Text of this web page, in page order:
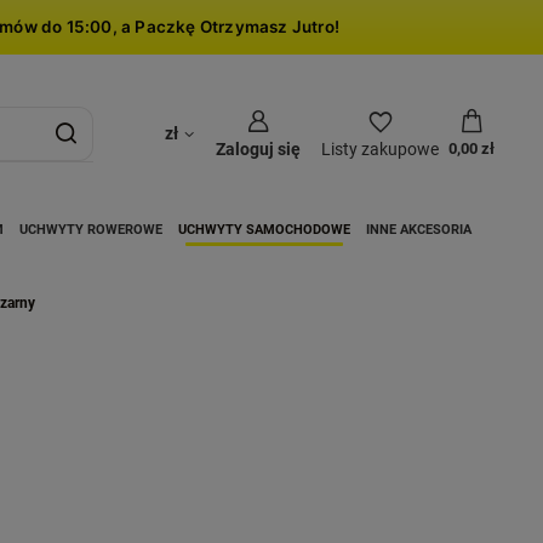
do 15:00, a Paczkę Otrzymasz Jutro!
zł
Zaloguj się
Listy zakupowe 0,00 zł
UCHWYTY ROWEROWE UCHWYTY SAMOCHODOWE INNE AKCESORIA